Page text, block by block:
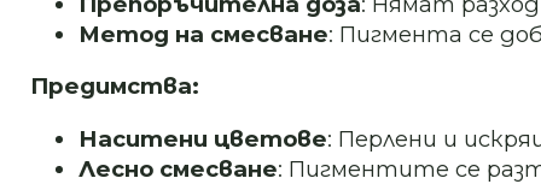
Метод на смесване: Пигмента се
Предимства:
Наситени цветове: Перлени и
Лесно смесване: Пигментите се